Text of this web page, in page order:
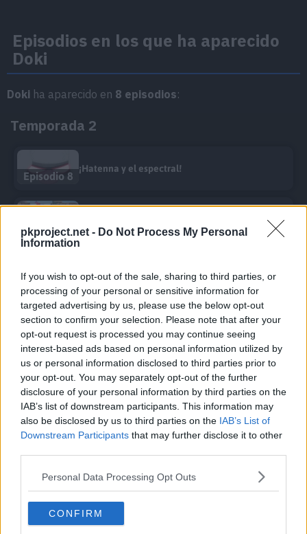
pkproject.net - Do Not Process My Personal
Information
If you wish to opt-out of the sale, sharing to third parties, or
processing of your personal or sensitive information for
targeted advertising by us, please use the below opt-out
section to confirm your selection. Please note that after your
opt-out request is processed you may continue seeing
interest-based ads based on personal information utilized by
us or personal information disclosed to third parties prior to
your opt-out. You may separately opt-out of the further
disclosure of your personal information by third parties on the
IAB’s list of downstream participants. This information may
also be disclosed by us to third parties on the IAB’s List of
Downstream Participants that may further disclose it to other
Personal Data Processing Opt Outs
CONFIRM
Episodios en los que ha aparecido
Doki
Doki ha aparecido en 8 episodios:
Temporada 2
Episodio 8
¡Hatenna y el espectral!
Episodio 12
Episodio 21 Naranja!
Temporada 3
Episodio 6
The Strong Sphere
Episodio 12
Terastallization vs. Mega Evolution!
Episodio 33
Episodio 37
負けられないバトル！試される絆！！